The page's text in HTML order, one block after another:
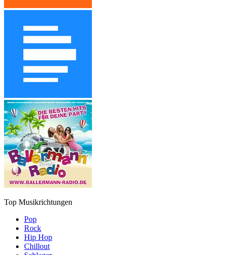
Top Musikrichtungen
Pop
Rock
Hip Hop
Chillout